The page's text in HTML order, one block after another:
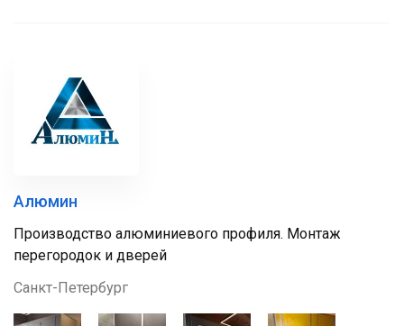
Алюмин
Производство алюминиевого профиля. Монтаж
перегородок и дверей
Санкт-Петербург